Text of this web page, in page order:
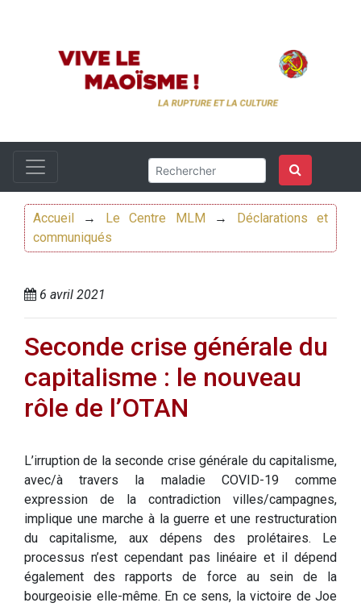
Accueil → Le Centre MLM →
Déclarations et
communiqués
6 avril 2021
Seconde crise générale du
capitalisme : le nouveau
rôle de l’OTAN
L’irruption de la seconde crise générale du capitalisme,
avec/à travers la maladie COVID-19 comme
expression de la contradiction villes/campagnes,
implique une marche à la guerre et une restructuration
du capitalisme, aux dépens des prolétaires. Le
processus n’est cependant pas linéaire et il dépend
également des rapports de force au sein de la
bourgeoisie elle-même. En ce sens, la victoire de Joe